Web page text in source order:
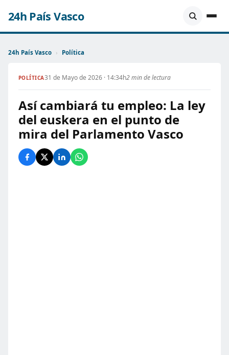
24h País Vasco
24h País Vasco › Política
POLÍTICA31 de Mayo de 2026 · 14:34h2 min de lectura
Así cambiará tu empleo: La ley
del euskera en el punto de
mira del Parlamento Vasco